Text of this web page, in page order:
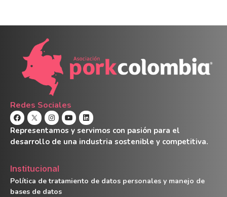
Redes Sociales
Representamos y servimos con pasión para el
desarrollo de una industria sostenible y competitiva.
Institucional
Política de tratamiento de datos personales y manejo de
bases de datos